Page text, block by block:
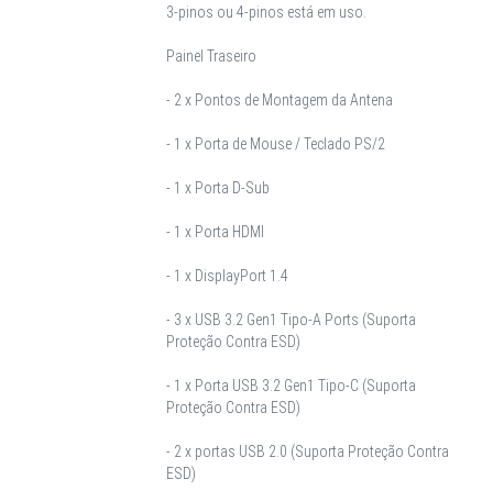
3-pinos ou 4-pinos está em uso.
Painel Traseiro
- 2 x Pontos de Montagem da Antena
- 1 x Porta de Mouse / Teclado PS/2
- 1 x Porta D-Sub
- 1 x Porta HDMI
- 1 x DisplayPort 1.4
- 3 x USB 3.2 Gen1 Tipo-A Ports (Suporta
Proteção Contra ESD)
- 1 x Porta USB 3.2 Gen1 Tipo-C (Suporta
Proteção Contra ESD)
- 2 x portas USB 2.0 (Suporta Proteção Contra
ESD)